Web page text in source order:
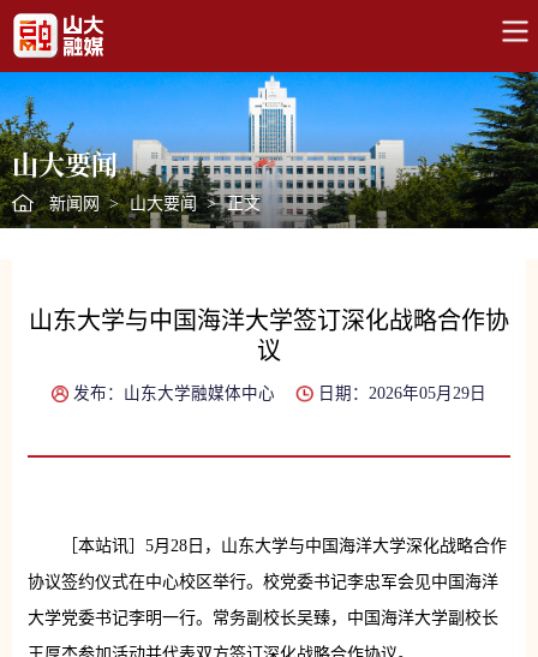
山大要闻
新闻网 > 山大要闻 > 正文
山东大学与中国海洋大学签订深化战略合作协
议
发布：山东大学融媒体中心 日期：2026年05月29日
［本站讯］5月28日，山东大学与中国海洋大学深化战略合作
协议签约仪式在中心校区举行。校党委书记李忠军会见中国海洋
大学党委书记李明一行。常务副校长吴臻，中国海洋大学副校长